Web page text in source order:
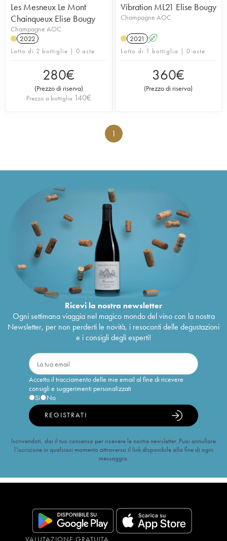
Les Mesneux Le Mont
Chainqueux Elise Bougy
Champagne AOC
H 2022
Lotto di 2 bottiglie | 0 aste
280€
(Prezzo di riserva)
Prezzo a bottiglia 140€
Vibration ML21 Elise Bougy
Champagne AOC
H 2021 A
Lotto di 1 bottiglia | 0 aste
360€
(Prezzo di riserva)
1
Ricevi la nostra newsletter
Ogni settimana viaggia nel magico mondo del vino con la nostra
Newsletter, per non perderti le novità, i resoconti delle degustazioni
e i consigli degli esperti!
Accetto il tracciamento delle mie email al fine di ricevere
consigli e suggerimenti personalizzati
Sì
No
REGISTRATI
Iscrivendoti, dai il tuo consenso per ricevere le nostre newsletter. Puoi annullare
l’iscrizione in qualsiasi momento attraverso il link disponibile alla fine di ogni
messaggio.
VALUTAZIONE GRATUITA